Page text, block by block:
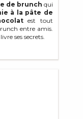
de brunch qui
à la pâte de
est tout
entre amis.
ses secrets.